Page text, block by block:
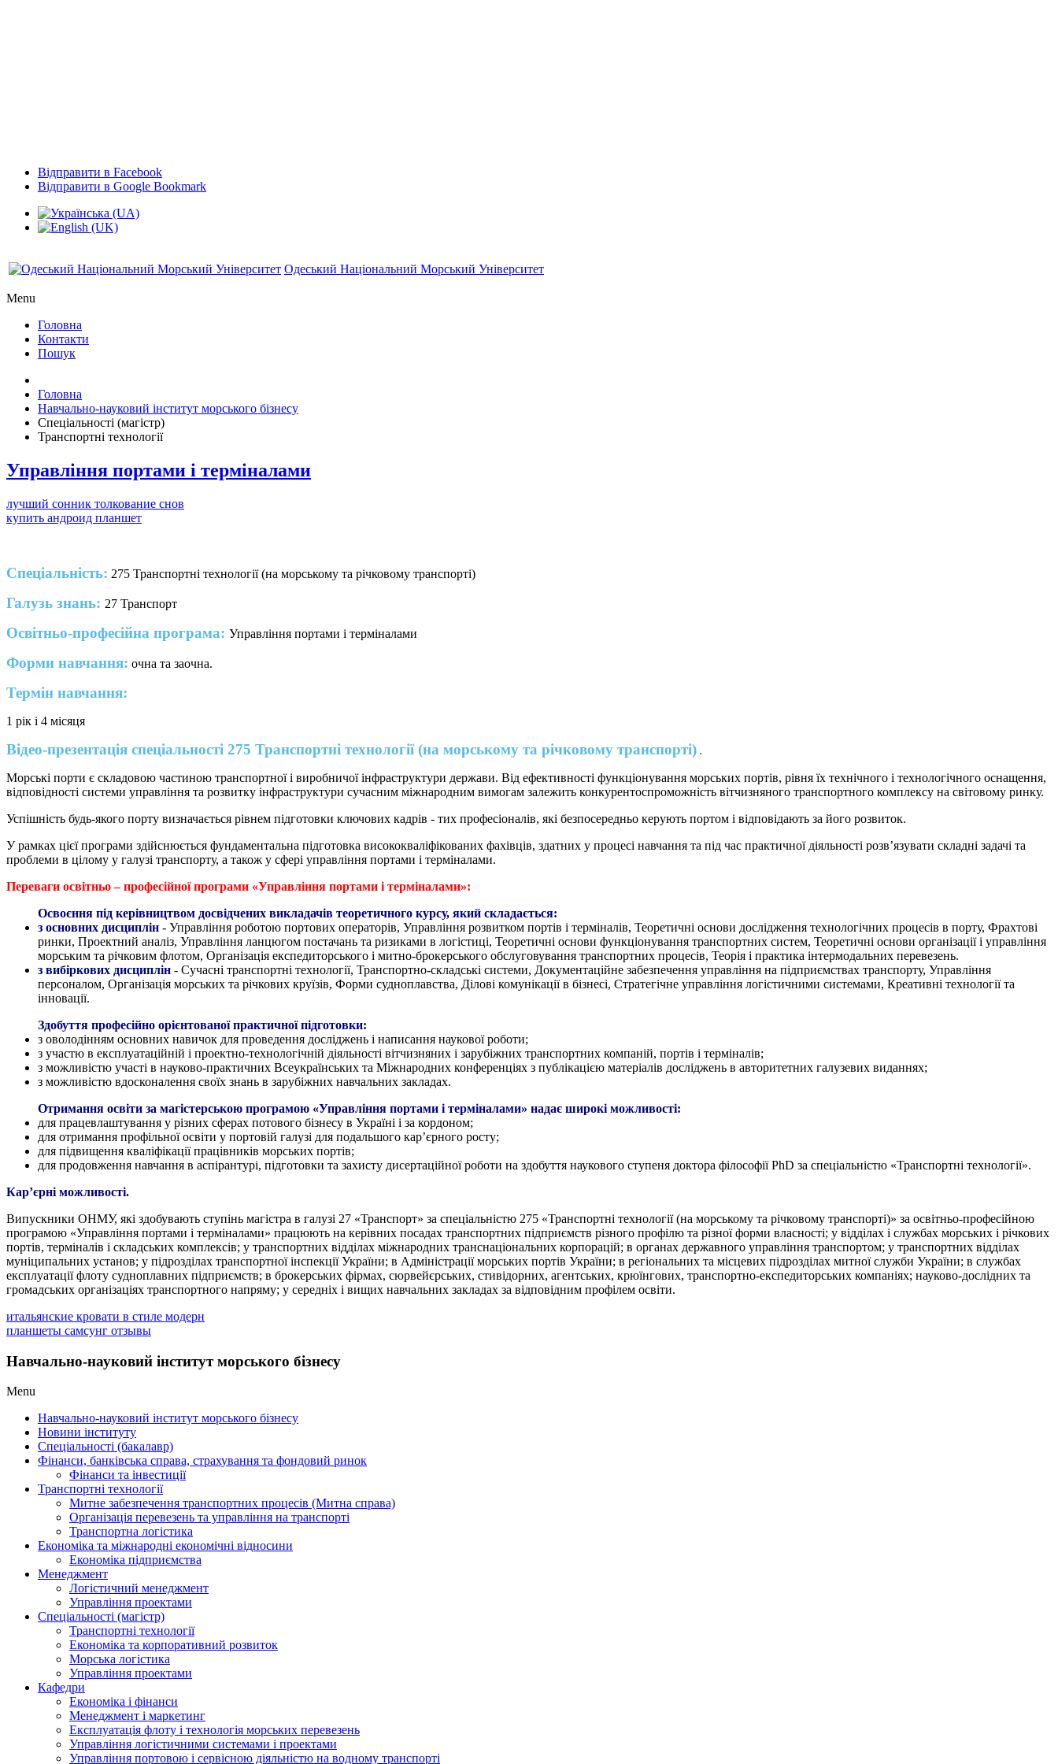
Відправити в Facebook
Відправити в Google Bookmark
Одеський Національний Морський Університет
Menu
Головна
Контакти
Пошук
Головна
Навчально-науковий інститут морського бізнесу
Спеціальності (магістр)
Транспортні технології
Управління портами і терміналами
лучший сонник толкование снов
купить андроид планшет
Спеціальність: 275 Транспортні технології (на морському та річковому транспорті)
Галузь знань: 27 Транспорт
Освітньо-професійна програма: Управління портами і терміналами
Форми навчання: очна та заочна.
Термін навчання:
1 рік і 4 місяця
Відео-презентація спеціальності 275 Транспортні технології (на морському та річковому транспорті)
Морські порти є складовою частиною транспортної і виробничої інфраструктури держави. Від ефективності функціонування морських портів, рівня їх технічного і технологічного оснащення,
відповідності системи управління та розвитку інфраструктури сучасним міжнародним вимогам залежить конкурентоспроможність вітчизняного транспортного комплексу на світовому ринку.
Успішність будь-якого порту визначається рівнем підготовки ключових кадрів - тих професіоналів, які безпосередньо керують портом і відповідають за його розвиток.
У рамках цієї програми здійснюється фундаментальна підготовка висококваліфікованих фахівців, здатних у процесі навчання та під час практичної діяльності розв’язувати складні задачі та
проблеми в цілому у галузі транспорту, а також у сфері управління портами і терміналами.
Переваги освітньо – професійної програми «Управління портами і терміналами»:
Освоєння під керівництвом досвідчених викладачів теоретичного курсу, який складається:
з основних дисциплін - Управління роботою портових операторів, Управління розвитком портів і терміналів, Теоретичні основи дослідження технологічних процесів в порту, Фрахтові
ринки, Проектний аналіз, Управління ланцюгом постачань та ризиками в логістиці, Теоретичні основи функціонування транспортних систем, Теоретичні основи організації і управління
морським та річковим флотом, Організація експедиторського і митно-брокерського обслуговування транспортних процесів, Теорія і практика інтермодальних перевезень.
з вибіркових дисциплін - Сучасні транспортні технології, Транспортно-складські системи, Документаційне забезпечення управління на підприємствах транспорту, Управління
персоналом, Організація морських та річкових круїзів, Форми судноплавства, Ділові комунікації в бізнесі, Стратегічне управління логістичними системами, Креативні технології та
інновації.
Здобуття професійно орієнтованої практичної підготовки:
з оволодінням основних навичок для проведення досліджень і написання наукової роботи;
з участю в експлуатаційній і проектно-технологічній діяльності вітчизняних і зарубіжних транспортних компаній, портів і терміналів;
з можливістю участі в науково-практичних Всеукраїнських та Міжнародних конференціях з публікацією матеріалів досліджень в авторитетних галузевих виданнях;
з можливістю вдосконалення своїх знань в зарубіжних навчальних закладах.
Отримання освіти за магістерською програмою «Управління портами і терміналами» надає широкі можливості:
для працевлаштування у різних сферах потового бізнесу в Україні і за кордоном;
для отримання профільної освіти у портовій галузі для подальшого кар’єрного росту;
для підвищення кваліфікації працівників морських портів;
для продовження навчання в аспірантурі, підготовки та захисту дисертаційної роботи на здобуття наукового ступеня доктора філософії PhD за спеціальністю «Транспортні технології».
Кар’єрні можливості.
Випускники ОНМУ, які здобувають ступінь магістра в галузі 27 «Транспорт» за спеціальністю 275 «Транспортні технології (на морському та річковому транспорті)» за освітньо-професійною
програмою «Управління портами і терміналами» працюють на керівних посадах транспортних підприємств різного профілю та різної форми власності; у відділах і службах морських і річкових
портів, терміналів і складських комплексів; у транспортних відділах міжнародних транснаціональних корпорацій; в органах державного управління транспортом; у транспортних відділах
муніципальних установ; у підрозділах транспортної інспекції України; в Адміністрації морських портів України; в регіональних та місцевих підрозділах митної служби України; в службах
експлуатації флоту судноплавних підприємств; в брокерських фірмах, сюрвейєрських, стивідорних, агентських, крюїнгових, транспортно-експедиторських компаніях; науково-дослідних та
громадських організаціях транспортного напряму; у середніх і вищих навчальних закладах за відповідним профілем освіти.
итальянские кровати в стиле модерн
планшеты самсунг отзывы
Навчально-науковий інститут морського бізнесу
Menu
Навчально-науковий інститут морського бізнесу
Новини інституту
Спеціальності (бакалавр)
Фінанси, банківська справа, страхування та фондовий ринок
Фінанси та інвестиції
Транспортні технології
Митне забезпечення транспортних процесів (Митна справа)
Організація перевезень та управління на транспорті
Транспортна логістика
Економіка та міжнародні економічні відносини
Економіка підприємства
Менеджмент
Логістичний менеджмент
Управління проектами
Спеціальності (магістр)
Транспортні технології
Економіка та корпоративний розвиток
Морська логістика
Управління проектами
Кафедри
Економіка і фінанси
Менеджмент і маркетинг
Експлуатація флоту і технологія морських перевезень
Управління логістичними системами і проектами
Управління портовою і сервісною діяльністю на водному транспорті